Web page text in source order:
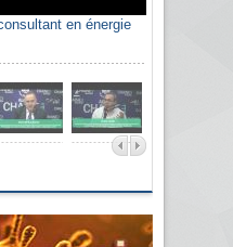
en énergie